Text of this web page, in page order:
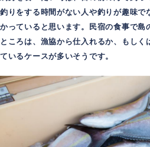
釣りをする時間がない人や釣りが趣味で
かっていると思います。民宿の食事で島
ところは、漁協から仕入れるか、もしく
ているケースが多いそうです。